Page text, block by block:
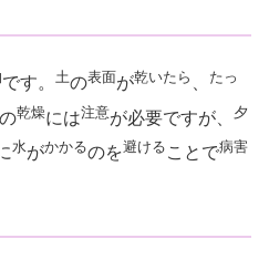
です。 土の表面が乾いたら 、 たっ
の乾燥には注意が必要ですが、 夕
水がかかるのを避ける ことで病害